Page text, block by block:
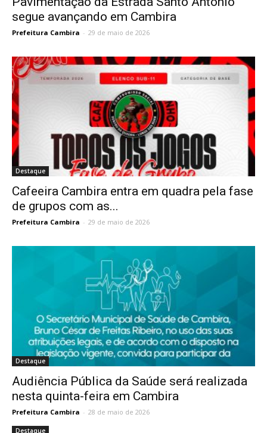
segue avançando em Cambira
Prefeitura Cambira - 29 de maio de 2026
Destaque
Cafeeira Cambira entra em quadra pela fase
de grupos com as...
Prefeitura Cambira - 29 de maio de 2026
Destaque
Audiência Pública da Saúde será realizada
nesta quinta-feira em Cambira
Prefeitura Cambira - 28 de maio de 2026
Destaque